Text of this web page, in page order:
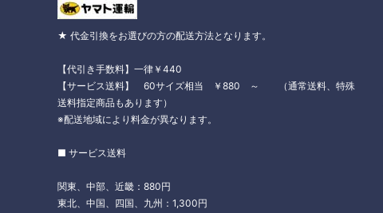
★ 代金引換をお選びの方の配送方法となります。
【代引き手数料】一律￥440
【サービス送料】 60サイズ相当 ￥880 ～ （通常送料、特殊
送料指定商品もあります）
※配送地域により料金が異なります。
■ サービス送料
関東、中部、近畿：880円
東北、中国、四国、九州：1,300円